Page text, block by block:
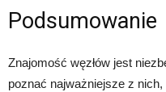
Podsumowanie
Znajomość węzłów jest
poznać najważniejsze z